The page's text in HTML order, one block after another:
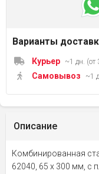
Варианты
Курьер ~1 дн. (от
Самовывоз ~1
Описание
Комбинированная
62040, 65 х 300 мм, с